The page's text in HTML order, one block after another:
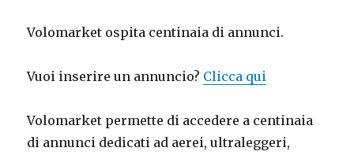
Volomarket ospita centinaia di annunci.
Vuoi inserire un annuncio? Clicca qui
Volomarket permette di accedere a centinaia
di annunci dedicati ad aerei, ultraleggeri,